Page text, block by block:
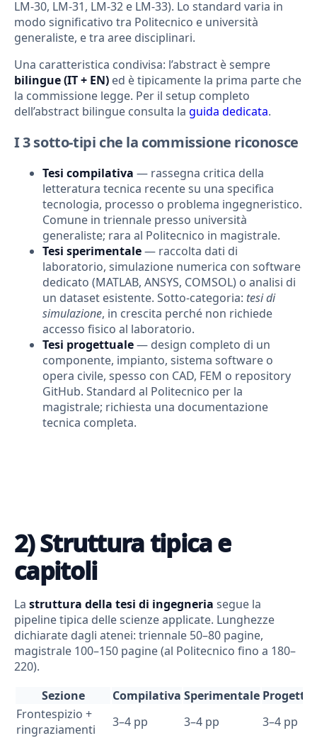
LM-30, LM-31, LM-32 e LM-33). Lo standard varia in
modo significativo tra Politecnico e università
generaliste, e tra aree disciplinari.
Una caratteristica condivisa: l’abstract è sempre
bilingue (IT + EN) ed è tipicamente la prima parte che
la commissione legge. Per il setup completo
dell’abstract bilingue consulta la guida dedicata.
I 3 sotto-tipi che la commissione riconosce
Tesi compilativa — rassegna critica della
letteratura tecnica recente su una specifica
tecnologia, processo o problema ingegneristico.
Comune in triennale presso università
generaliste; rara al Politecnico in magistrale.
Tesi sperimentale— raccolta dati di
laboratorio, simulazione numerica con software
dedicato (MATLAB, ANSYS, COMSOL) o analisi di
un dataset esistente. Sotto-categoria: tesi di
simulazione, in crescita perché non richiede
accesso fisico al laboratorio.
Tesi progettuale— design completo di un
componente, impianto, sistema software o
opera civile, spesso con CAD, FEM o repository
GitHub. Standard al Politecnico per la
magistrale; richiesta una documentazione
tecnica completa.
2) Struttura tipica e
capitoli
La struttura della tesi di ingegneria segue la
pipeline tipica delle scienze applicate. Lunghezze
dichiarate dagli atenei: triennale 50–80 pagine,
magistrale 100–150 pagine (al Politecnico fino a 180–
220).
Sezione
Compilativa Sperimentale
Frontespizio +
ringraziamenti
3–4 pp 3–4 pp
3–4 pp